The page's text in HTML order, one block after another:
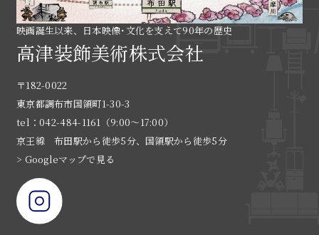
映画誕生以来、日本映像･文化を支えて90年の歴史
高津装飾美術株式会社
〒182-0022
東京都調布市国領町1-30-3
tel：042-484-1161（9:00〜17:00）
京王線 布田駅から徒歩5分、国領駅から徒歩5分
> Googleマップで見る